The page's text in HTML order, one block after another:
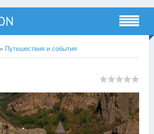
» Путешествия и события